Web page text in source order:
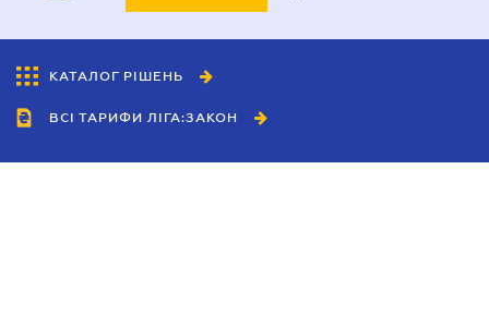
КАТАЛОГ РІШЕНЬ
ВСІ ТАРИФИ ЛІГА:ЗАКОН